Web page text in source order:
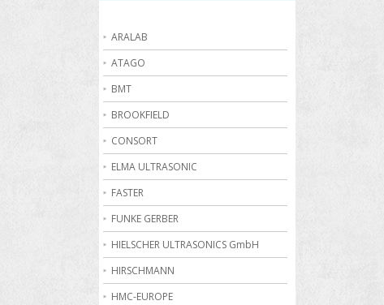
Bai termostatate cu circulatie externa
Bai termostatate pentru aplicatii
speciale
Bai ultrasonice
Balante
Becuri de gaz
Bioreactoare
Biurete digitale
Calorimetrie
Camere climatice
Cantare electronice industriale
ARALAB
ATAGO
BMT
BROOKFIELD
CONSORT
ELMA ULTRASONIC
FASTER
FUNKE GERBER
HIELSCHER ULTRASONICS GmbH
HIRSCHMANN
HMC-EUROPE